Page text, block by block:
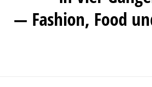
— Fashion, Food